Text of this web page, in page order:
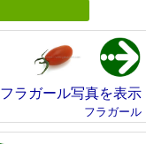
フラガール写真を表示
フラガール